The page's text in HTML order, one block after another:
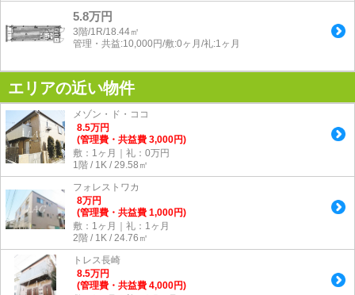
5.8万円
3階/1R/18.44㎡
管理・共益:10,000円/敷:0ヶ月/礼:1ヶ月
エリアの近い物件
メゾン・ド・ココ
8.5万円
(管理費・共益費 3,000円)
敷：1ヶ月｜礼：0万円
1階 / 1K / 29.58㎡
フォレストワカ
8万円
(管理費・共益費 1,000円)
敷：1ヶ月｜礼：1ヶ月
2階 / 1K / 24.76㎡
トレス長崎
8.5万円
(管理費・共益費 4,000円)